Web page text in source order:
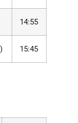
14:55
15:45